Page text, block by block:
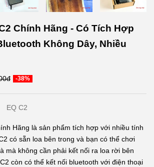
Chính Hãng - Có Tích Hợp
Không Dây, Nhiều
-38%
EQ C2
Hãng là sản phẩm tích hợp với nhiều tính
có sẵn loa bên trong và bạn có thể chơi
mà không cần phải kết nối ra loa rời bên
còn có thể kết nối bluetooth với điện thoại